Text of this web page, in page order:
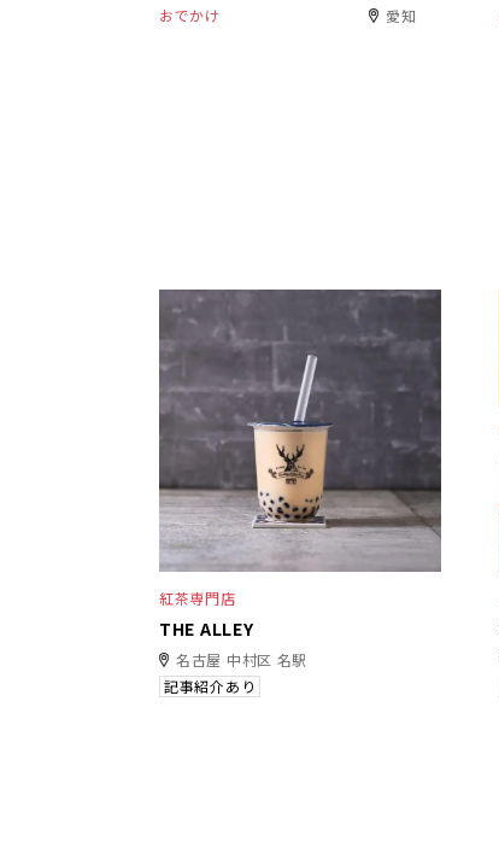
おでかけ 愛知
紅茶専門店
THE ALLEY
名古屋 中村区 名駅
記事紹介あり